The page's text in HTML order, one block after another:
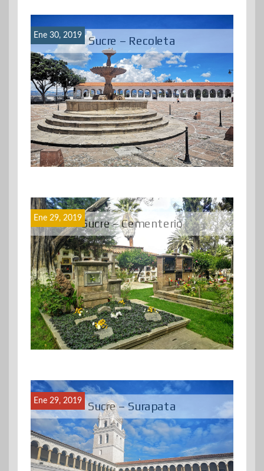
Sucre – Recoleta
Ene 30, 2019
Sucre – Cementerio
Ene 29, 2019
Sucre – Surapata
Ene 29, 2019